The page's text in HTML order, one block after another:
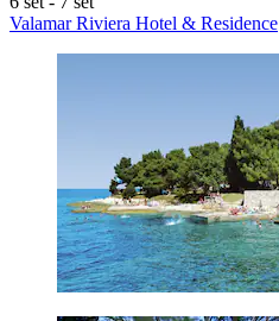
Valamar Riviera Hotel & Residence